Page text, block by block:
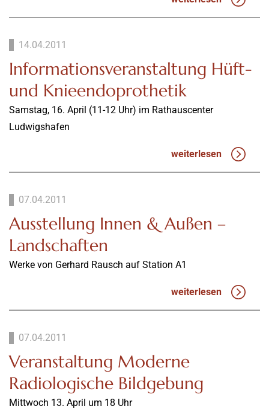
14.04.2011
Informationsveranstaltung Hüft-
und Knieendoprothetik
Samstag, 16. April (11-12 Uhr) im Rathauscenter
Ludwigshafen
weiterlesen
07.04.2011
Ausstellung Innen & Außen –
Landschaften
Werke von Gerhard Rausch auf Station A1
weiterlesen
07.04.2011
Veranstaltung Moderne
Radiologische Bildgebung
Mittwoch 13. April um 18 Uhr